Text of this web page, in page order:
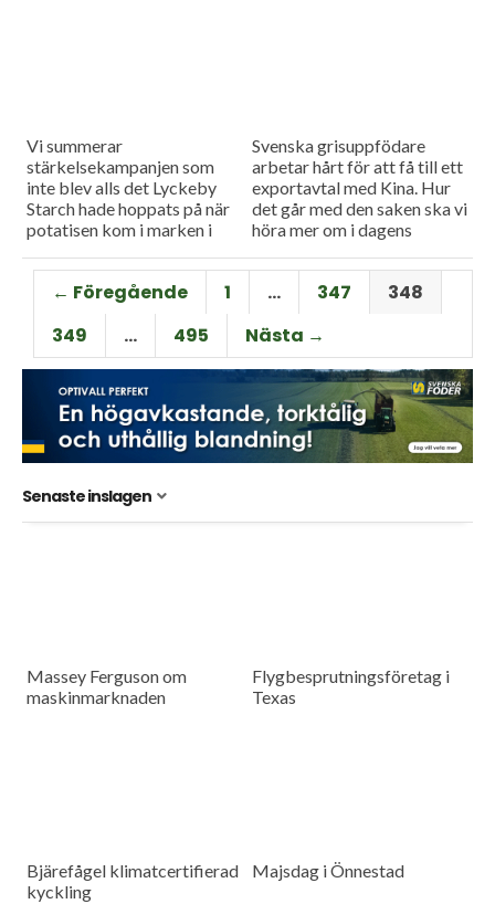
Vi summerar
stärkelsekampanjen som
inte blev alls det Lyckeby
Starch hade hoppats på när
potatisen kom i marken i
stor leverantör av julgranar
för...
Svenska grisuppfödare
arbetar hårt för att få till ett
exportavtal med Kina. Hur
det går med den saken ska vi
höra mer om i dagens
Mattias Espert, vice...
← Föregående 1 … 347
348
349
… 495 Nästa →
Senaste inslagen
Massey Ferguson om
maskinmarknaden
Flygbesprutningsföretag i
Texas
Bjärefågel klimatcertifierad
kyckling
Majsdag i Önnestad